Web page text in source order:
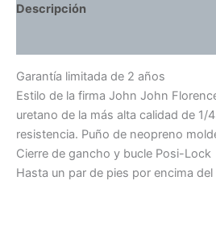
Descripción
Garantía limitada de 2 años
Estilo de la firma John John
uretano de la más alta calidad de 1/
resistencia. Puño de neopreno
Cierre de gancho y bucle Posi-Lock
Hasta un par de pies por encima